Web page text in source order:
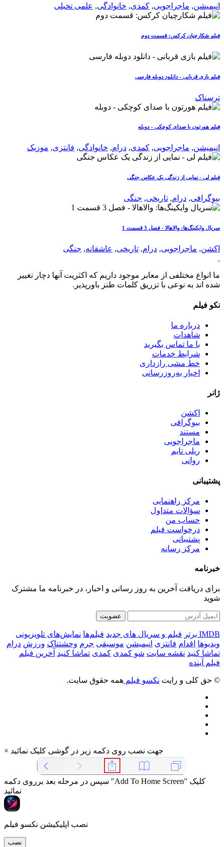
انیمیشن, ماجراجویی, کمدی, خانوادگی, علمی تخیلی
فیلم شکارچیان کرکس: قسمت دوم
فیلم بازی قربانی - دانلود دوبله فارسی
ترسناک
فیلم هورتون با صدای کوچکی - دوبله
انیمیشن, ماجراجویی, کمدی, درام, خانوادگی, فانتزی, موزیک
فیلم لی - نمایی از زندگی یک عکاس جنگی
بیوگرافی, درام, تاریخی, جنگی
سریال وایکینگ‌ها: والاهالا - فصل 3 قسمت 1
اکشن, ماجراجویی, درام, تاریخی, عاشقانه, جنگی
ما انواع مختلفی از معابر موجود داریم که اکثریت آنها دچار تغییر
شده اند به نوعی با تزریق کلمات طنز باورپذیر.
نکو فیلم
درباره ما
شاهدات
با ما تماس بگیرید
شرایط خدمات
خط مشی رازداری
اخبار به‌روزرسانی
ژانر
اکشن
بیوگرافی
مستند
ماجراجویی
ریلی تایم
روانی
پشتیبانی
مرکز راهنمایی
سؤالات متداول
حساب من
درخواست فیلم
پشتیبانی
مرکز رسانه
خبرنامه
برای دریافت آخرین به روز رسانی و اخبار، در خبرنامه ما مشترک
شوید
عضویت
IMDB برتر فیلم و سریال های جدید فیلم‌ها نمایش‌های تلویزیونی
ویدیوها اقدام فانتزی انیمیشن موسیقی جرم وحشتناک ورزش درام
تماشا کنید نقشه سایت شو کمدی کمدی تماشا کنید آخرین فیلم
فیلم آینده
© حق کلی و رایت نکسو فیلم همه حقوق سایت.
× جهت نصب روی دکمه زیر در گوشی کلیک نمائید
سپس در مرحله بعد برروی دکمه "Add To Home Screen" کلیک
نمائید
نصب اپلیکیشن نکسو فیلم
نصب